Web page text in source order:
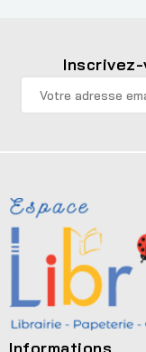
Informations